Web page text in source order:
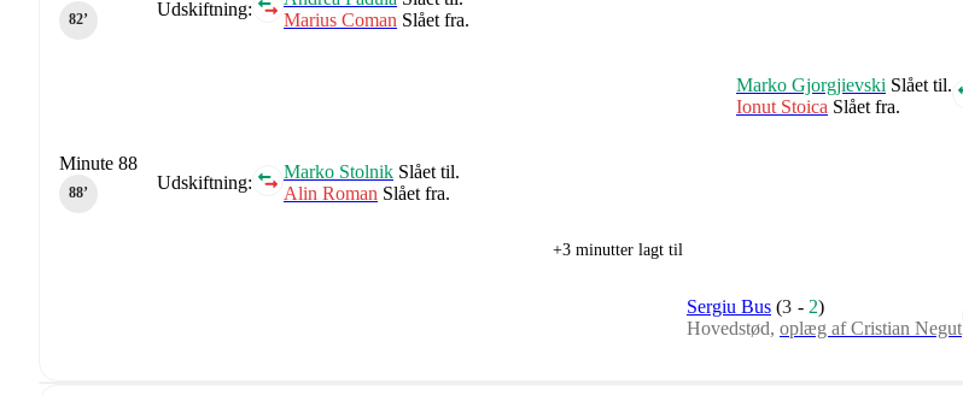
Udskiftning:
Marius Coman Slået fra.
82‎’‎
Marko Gjorgjievski Slået til.
Ionut Stoica Slået fra.
Udskiftning:
Marko Stolnik Slået til.
Alin Roman Slået fra.
Minute 88
88‎’‎
+3 minutter lagt til
Sergiu Bus (3 - 2)
Hovedstød, oplæg af Cristian Negut